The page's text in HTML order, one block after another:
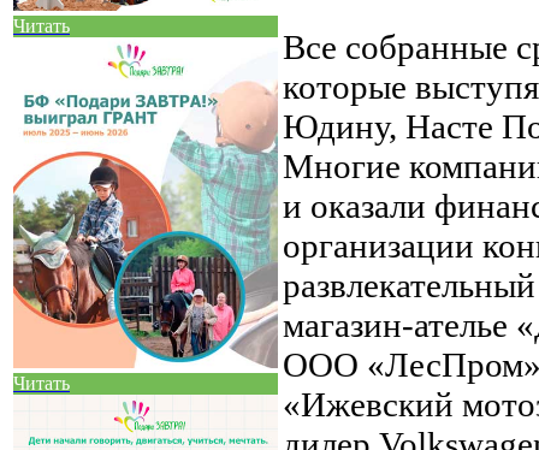
Читать
Читать
Все собранные
которые
Юдину, Насте
Многие
и оказали
организации
магазин-ателье
ООО
«Ижевский